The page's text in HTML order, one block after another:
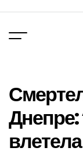
вмісту